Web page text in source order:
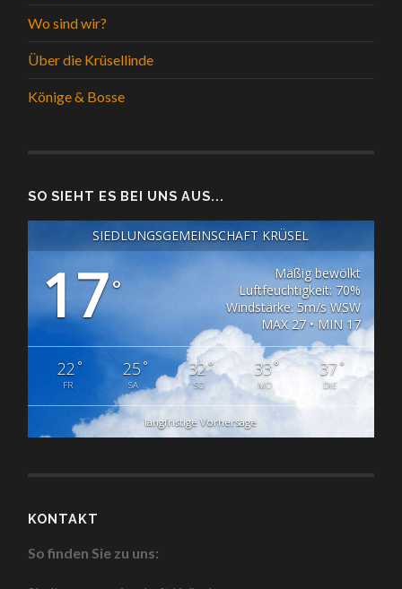
Wo sind wir?
Über die Krüsellinde
Könige & Bosse
SO SIEHT ES BEI UNS AUS...
SIEDLUNGSGEMEINSCHAFT KRÜSEL
17°
Mäßig bewölkt
Luftfeuchtigkeit: 70%
Windstärke: 5m/s WSW
MAX 27 • MIN 17
22 °
FR
25°
SA
32°
SO
33°
MO
37°
DIE
langfristige Vorhersage
KONTAKT
So finden Sie zu uns: